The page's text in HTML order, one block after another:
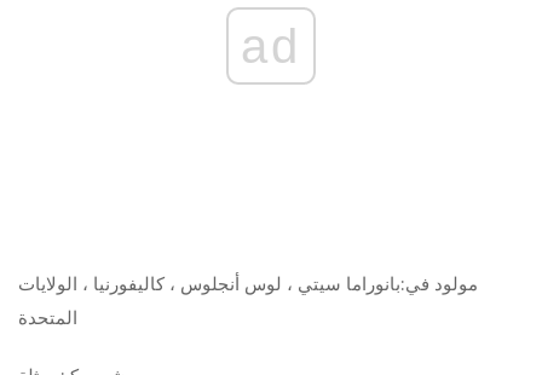
ad
مولود في:بانوراما سيتي ، لوس أنجلوس ، كاليفورنيا ، الولايات
المتحدة